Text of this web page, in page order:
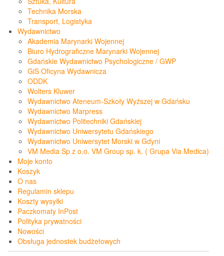
Technika Morska
Transport, Logistyka
Wydawnictwo
Akademia Marynarki Wojennej
Biuro Hydrograficzne Marynarki Wojennej
Gdańskie Wydawnictwo Psychologiczne / GWP
GiS Oficyna Wydawnicza
ODDK
Wolters Kluwer
Wydawnictwo Ateneum-Szkoły Wyższej w Gdańsku
Wydawnictwo Marpress
Wydawnictwo Politechniki Gdańskiej
Wydawnictwo Uniwersytetu Gdańskiego
Wydawnictwo Uniwersytet Morski w Gdyni
VM Media Sp z o.o. VM Group sp. k. ( Grupa Via Medica)
Moje konto
Koszyk
O nas
Regulamin sklepu
Koszty wysyłki
Paczkomaty InPost
Polityka prywatności
Nowości
Obsługa jednostek budżetowych